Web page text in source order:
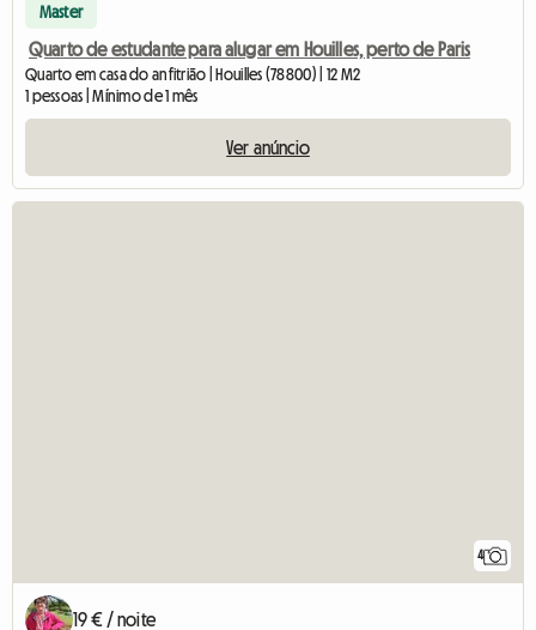
Master
Quarto de estudante para alugar em Houilles, perto de Paris
Quarto em casa do anfitrião | Houilles (78800) | 12 M2
1 pessoas | Mínimo de 1 mês
Ver anúncio
4
19 € / noite